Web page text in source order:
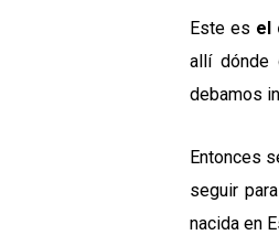
Este es el
allí dónde
debamos
Entonces
seguir
nacida en